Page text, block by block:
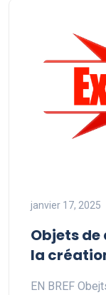
janvier 17, 2025
Objets de
la
EN BREF